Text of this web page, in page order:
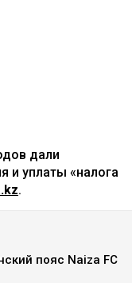
дали
и уплаты «налога
.
пояс Naiza FC